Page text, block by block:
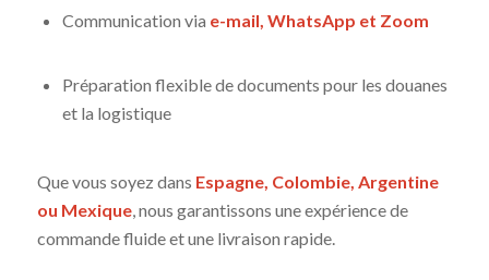
Communication via e-mail, WhatsApp et Zoom
Préparation flexible de documents pour les douanes
et la logistique
Que vous soyez dans Espagne, Colombie, Argentine
ou Mexique, nous garantissons une expérience de
commande fluide et une livraison rapide.